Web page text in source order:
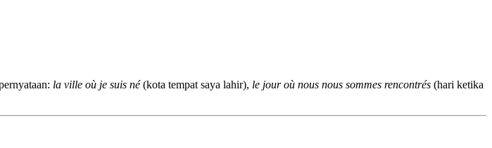
la ville où je suis né(kota tempat saya lahir), le jour où nous nous sommes rencontrés (hari ketika